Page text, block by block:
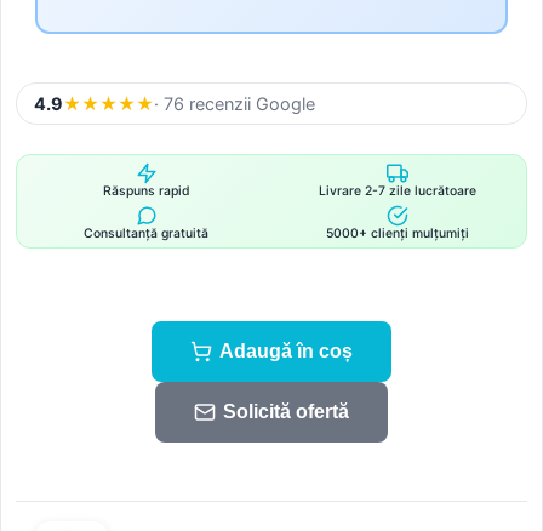
4.9★★★★★· 76 recenzii Google
Răspuns rapid Livrare 2-7 zile lucrătoare
Consultanță gratuită 5000+ clienți mulțumiți
Adaugă în coș
Solicită ofertă